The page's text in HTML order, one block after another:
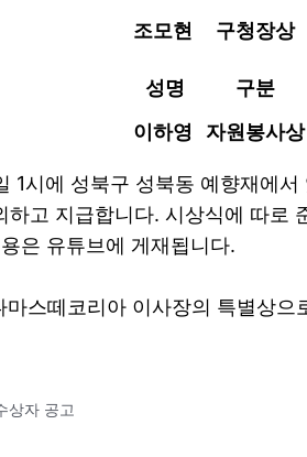
조모현 구청장상
성명 구분
이하영 자원봉사상
1시에 성북구 성북동 예향재에
하고 지급합니다. 시상식에 따로
은 유튜브에 게재됩니다.
스떼코리아 이사장의 특별상으
상자 공고